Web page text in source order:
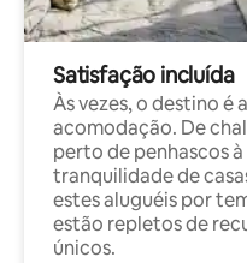
Satisfação incluída
Às vezes, o destino é a
acomodação. De
perto de penhascos à
tranquilidade de
estes aluguéis por
estão repletos de
únicos.